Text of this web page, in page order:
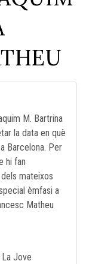
M. Bartrina
la data en què
Barcelona. Per
hi fan
mateixos
èmfasi a
Matheu
Jove